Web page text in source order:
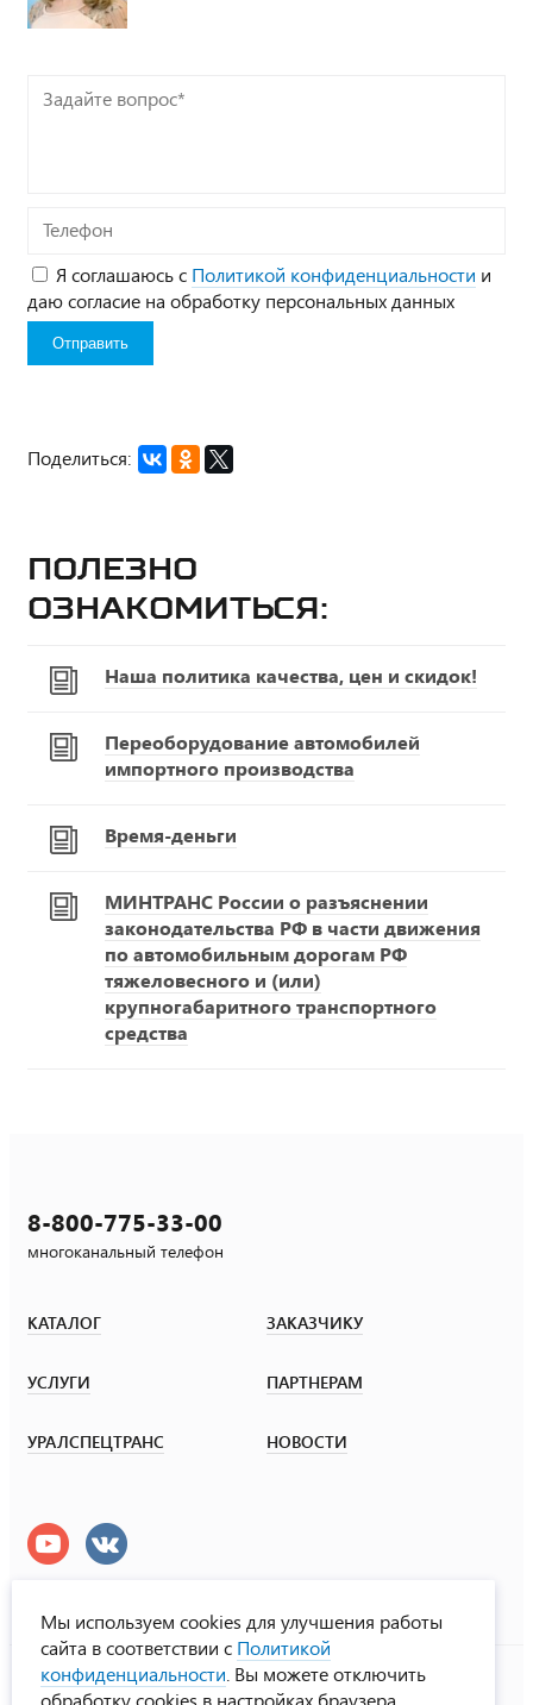
Задайте
вопрос*
Телефон
Я соглашаюсь с Политикой конфиденциальности и
даю согласие на обработку персональных данных
Поделиться:
Полезно
ознакомиться:
Наша политика качества, цен и скидок!
Переоборудование автомобилей
импортного производства
Время-деньги
МИНТРАНС России о разъяснении
законодательства РФ в части движения
по автомобильным дорогам РФ
тяжеловесного и (или)
крупногабаритного транспортного
средства
8-800-775-33-00
многоканальный телефон
КАТАЛОГ ЗАКАЗЧИКУ
УСЛУГИ ПАРТНЕРАМ
УРАЛСПЕЦТРАНС НОВОСТИ
УралСпецТранс
© ООО «Урал СТ», 2000-2026
Мы используем cookies для улучшения работы
сайта в соответствии с Политикой
конфиденциальности . Вы можете отключить
обработку cookies в настройках браузера